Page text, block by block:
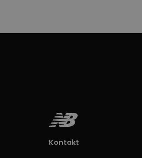
Kontakt